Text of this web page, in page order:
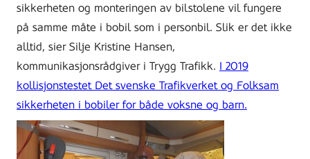
sikkerheten og monteringen av bilstolene vil fungere
på samme måte i bobil som i personbil. Slik er det ikke
alltid, sier Silje Kristine Hansen,
kommunikasjonsrådgiver i Trygg Trafikk. I 2019
kollisjonstestet Det svenske Trafikverket og Folksam
sikkerheten i bobiler for både voksne og barn.